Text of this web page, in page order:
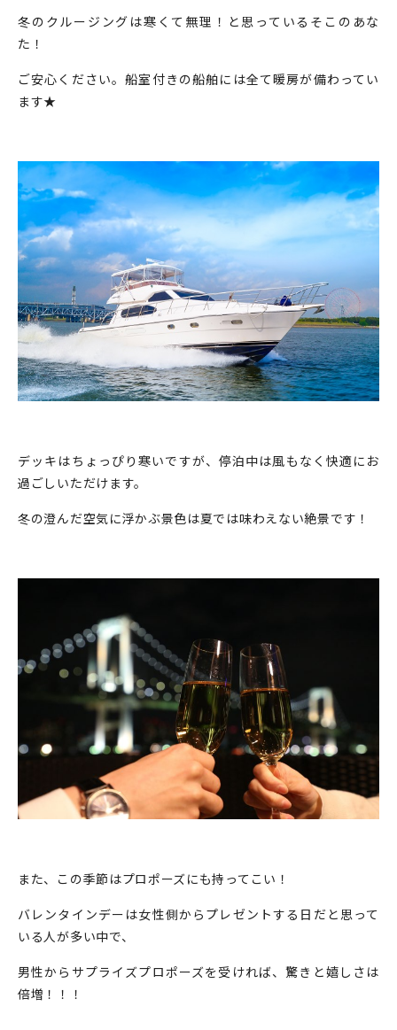
冬のクルージングは寒くて無理！と思っているそこのあな
た！
ご安心ください。船室付きの船舶には全て暖房が備わってい
ます★
デッキはちょっぴり寒いですが、停泊中は風もなく快適にお
過ごしいただけます。
冬の澄んだ空気に浮かぶ景色は夏では味わえない絶景です！
また、この季節はプロポーズにも持ってこい！
バレンタインデーは女性側からプレゼントする日だと思って
いる人が多い中で、
男性からサプライズプロポーズを受ければ、驚きと嬉しさは
倍増！！！